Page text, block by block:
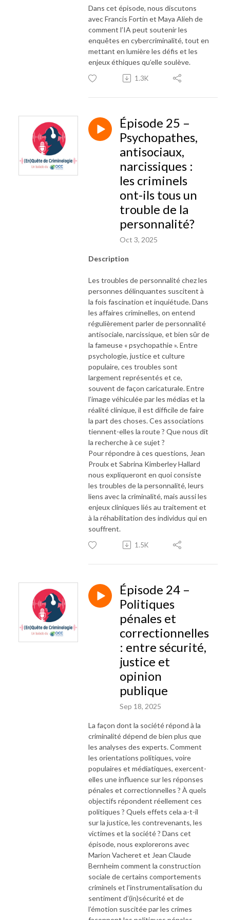
Dans cet épisode, nous discutons
avec Francis Fortin et Maya Alieh de
comment l’IA peut soutenir les
enquêtes en cybercriminalité, tout en
mettant en lumière les défis et les
enjeux éthiques qu’elle soulève.
1.3K
Épisode 25 –
Psychopathes,
antisociaux,
narcissiques :
les criminels
ont-ils tous un
trouble de la
personnalité?
Oct 3, 2025
Description
Les troubles de personnalité chez les
personnes délinquantes suscitent à
la fois fascination et inquiétude. Dans
les affaires criminelles, on entend
régulièrement parler de personnalité
antisociale, narcissique, et bien sûr de
la fameuse « psychopathie ». Entre
psychologie, justice et culture
populaire, ces troubles sont
largement représentés et ce,
souvent de façon caricaturale. Entre
l’image véhiculée par les médias et la
réalité clinique, il est difficile de faire
la part des choses. Ces associations
tiennent-elles la route ? Que nous dit
la recherche à ce sujet ?
Pour répondre à ces questions, Jean
Proulx et Sabrina Kimberley Hallard
nous expliqueront en quoi consiste
les troubles de la personnalité, leurs
liens avec la criminalité, mais aussi les
enjeux cliniques liés au traitement et
à la réhabilitation des individus qui en
souffrent.
1.5K
Épisode 24 –
Politiques
pénales et
correctionnelles
: entre sécurité,
justice et
opinion
publique
Sep 18, 2025
La façon dont la société répond à la
criminalité dépend de bien plus que
les analyses des experts. Comment
les orientations politiques, voire
populaires et médiatiques, exercent-
elles une influence sur les réponses
pénales et correctionnelles ? À quels
objectifs répondent réellement ces
politiques ? Quels effets cela a-t-il
sur la justice, les contrevenants, les
victimes et la société ? Dans cet
épisode, nous explorerons avec
Marion Vacheret et Jean Claude
Bernheim comment la construction
sociale de certains comportements
criminels et l’instrumentalisation du
sentiment d’(in)sécurité et de
l’émotion suscitée par les crimes